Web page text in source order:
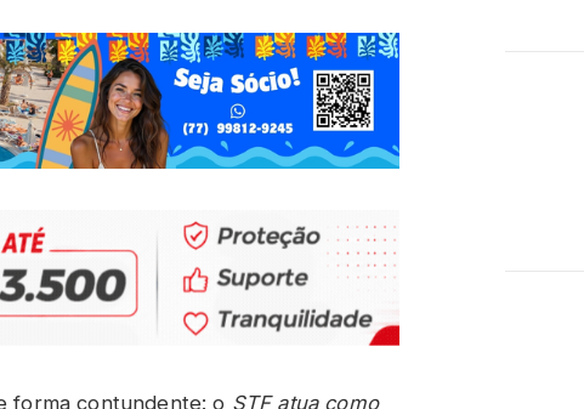
forma contundente: o STF atua como